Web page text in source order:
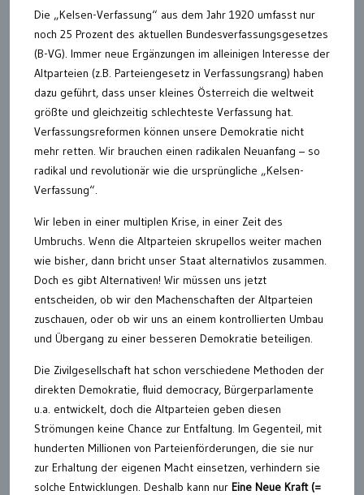
Die „Kelsen-Verfassung“ aus dem Jahr 1920 umfasst nur
noch 25 Prozent des aktuellen Bundesverfassungsgesetzes
(B-VG). Immer neue Ergänzungen im alleinigen Interesse der
Altparteien (z.B. Parteiengesetz in Verfassungsrang) haben
dazu geführt, dass unser kleines Österreich die weltweit
größte und gleichzeitig schlechteste Verfassung hat.
Verfassungsreformen können unsere Demokratie nicht
mehr retten. Wir brauchen einen radikalen Neuanfang – so
radikal und revolutionär wie die ursprüngliche „Kelsen-
Verfassung“.
Wir leben in einer multiplen Krise, in einer Zeit des
Umbruchs. Wenn die Altparteien skrupellos weiter machen
wie bisher, dann bricht unser Staat alternativlos zusammen.
Doch es gibt Alternativen! Wir müssen uns jetzt
entscheiden, ob wir den Machenschaften der Altparteien
zuschauen, oder ob wir uns an einem kontrollierten Umbau
und Übergang zu einer besseren Demokratie beteiligen.
Die Zivilgesellschaft hat schon verschiedene Methoden der
direkten Demokratie, fluid democracy, Bürgerparlamente
u.a. entwickelt, doch die Altparteien geben diesen
Strömungen keine Chance zur Entfaltung. Im Gegenteil, mit
hunderten Millionen von Parteienförderungen, die sie nur
zur Erhaltung der eigenen Macht einsetzen, verhindern sie
solche Entwicklungen. Deshalb kann nur Eine Neue Kraft (=